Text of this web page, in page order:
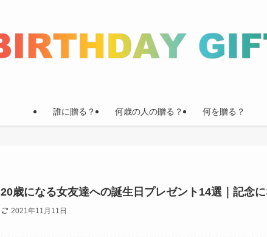
誰に贈る？ 何歳の人の贈る？ 何を贈る？
20歳になる女友達への誕生日プレゼント14選｜記念
2021年11月11日